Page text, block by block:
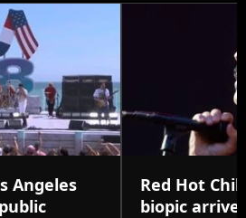
Angeles
Red Hot
biopic arrive